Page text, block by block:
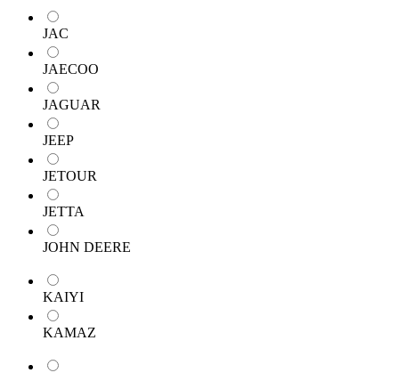
JAC
JAECOO
JAGUAR
JEEP
JETOUR
JETTA
JOHN DEERE
KAIYI
KAMAZ